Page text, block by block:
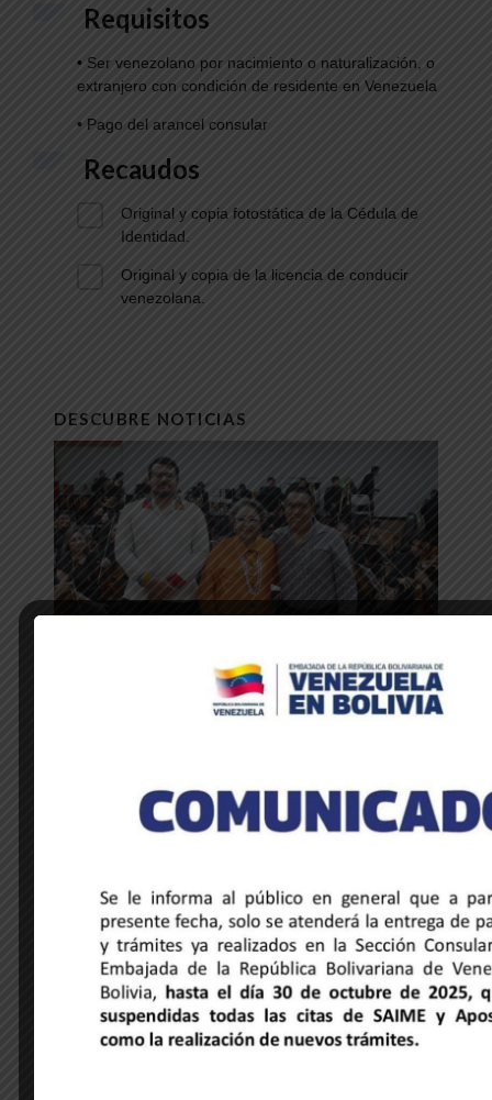
Requisitos
• Ser venezolano por nacimiento o naturalización, o
extranjero con condición de residente en Venezuela
• Pago del arancel consular
Recaudos
Original y copia fotostática de la Cédula de
Identidad.
Original y copia de la licencia de conducir
venezolana.
DESCUBRE NOTICIAS
de la música y la hermandad cultural
28 de mayo de 2025